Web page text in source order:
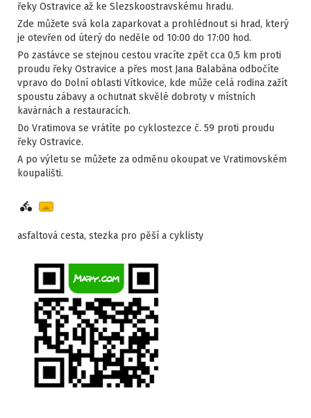
řeky Ostravice až ke Slezskoostravskému hradu.
Zde můžete svá kola zaparkovat a prohlédnout si hrad, který
je otevřen od úterý do neděle od 10:00 do 17:00 hod.
Po zastávce se stejnou cestou vracíte zpět cca 0,5 km proti
proudu řeky Ostravice a přes most Jana Balabána odbočíte
vpravo do Dolní oblasti Vítkovice, kde může celá rodina zažít
spoustu zábavy a ochutnat skvělé dobroty v místních
kavárnách a restauracích.
Do Vratimova se vrátíte po cyklostezce č. 59 proti proudu
řeky Ostravice.
A po výletu se můžete za odměnu okoupat ve Vratimovském
koupališti.
asfaltová cesta, stezka pro pěší a cyklisty